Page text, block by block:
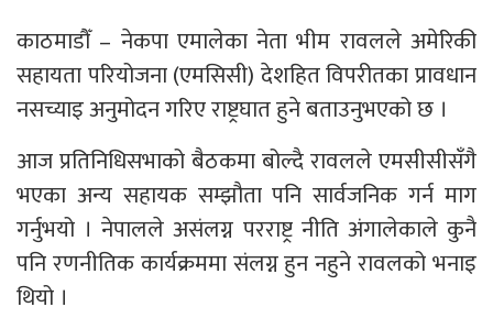
काठमाडौँ – नेकपा एमालेका नेता भीम रावलले अमेरिकी
सहायता परियोजना (एमसिसी) देशहित विपरीतका प्रावधान
नसच्याइ अनुमोदन गरिए राष्ट्रघात हुने बताउनुभएको छ ।
आज प्रतिनिधिसभाको बैठकमा बोल्दै रावलले एमसीसीसँगै
भएका अन्य सहायक सम्झौता पनि सार्वजनिक गर्न माग
गर्नुभयो । नेपालले असंलग्न परराष्ट्र नीति अंगालेकाले कुनै
पनि रणनीतिक कार्यक्रममा संलग्न हुन नहुने रावलको भनाइ
थियो ।